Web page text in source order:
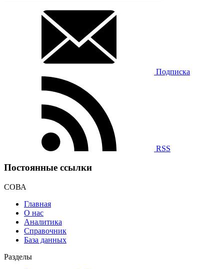
Подписка
RSS
Постоянные ссылки
СОВА
Главная
О нас
Аналитика
Справочник
База данных
Разделы